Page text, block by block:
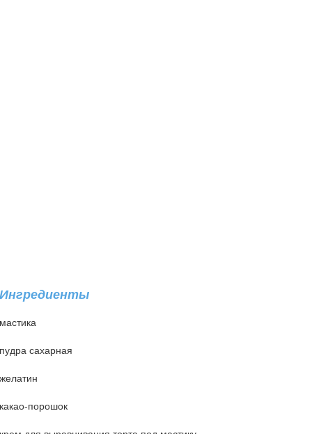
Ингредиенты
мастика
пудра сахарная
желатин
какао-порошок